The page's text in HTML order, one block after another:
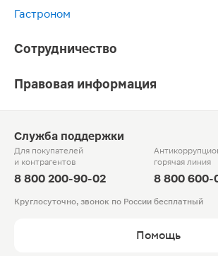
Гастроном
Сотрудничество
Правовая информация
Служба поддержки
Для покупателей
и контрагентов
8 800 200-90-02
горячая линия
8 800 600-
Круглосуточно, звонок по России бесплатный
Помощь